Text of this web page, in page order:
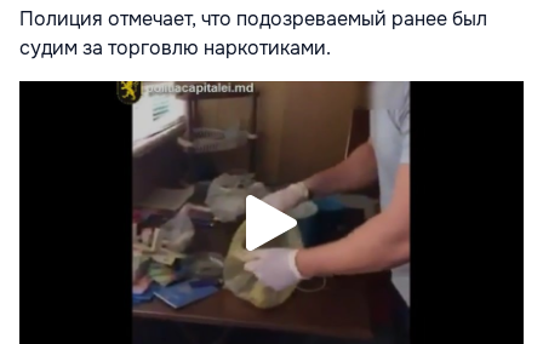
Полиция отмечает, что подозреваемый ранее был
судим за торговлю наркотиками.